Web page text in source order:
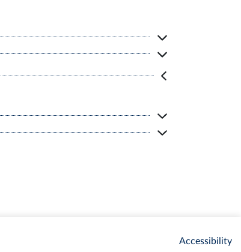
Accessibility